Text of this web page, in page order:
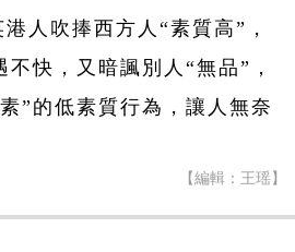
人吹捧西方人“素質高”，
快，又暗諷別人“無品”，
”的低素質行為，讓人無奈
【編輯：王瑶】